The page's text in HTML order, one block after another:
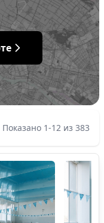
Показано 1-12 из 383